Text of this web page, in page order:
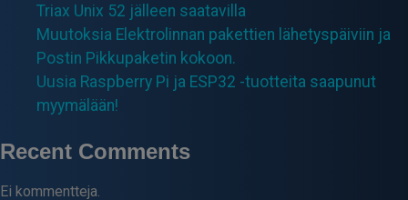
Triax Unix 52 jälleen saatavilla
Muutoksia Elektrolinnan pakettien lähetyspäiviin ja
Postin Pikkupaketin kokoon.
Uusia Raspberry Pi ja ESP32 -tuotteita saapunut
myymälään!
Recent Comments
Ei kommentteja.